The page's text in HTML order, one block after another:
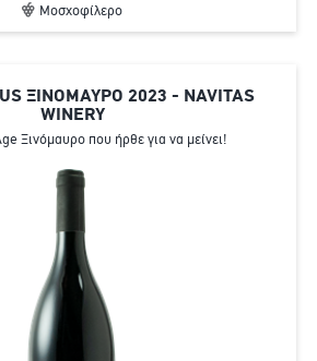
Μοσχοφίλερο
ΞΙΝΟΜΑΥΡΟ 2023 - NAVITAS
WINERY
Ξινόμαυρο που ήρθε για να μείνει!